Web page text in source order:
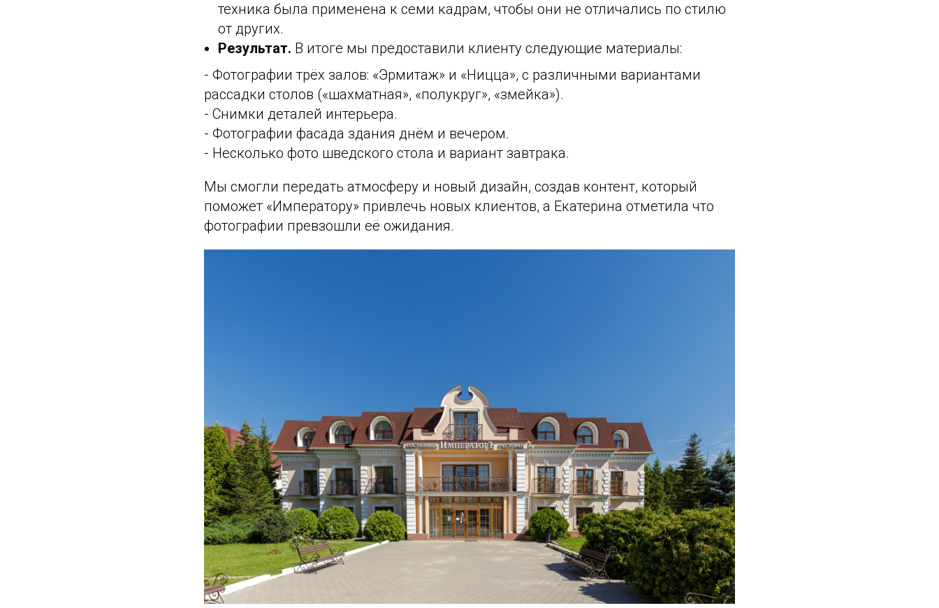
техника была применена к семи кадрам, чтобы они не отличались по стилю
от других.
Результат. В итоге мы предоставили клиенту следующие материалы:
- Фотографии трёх залов: «Эрмитаж» и «Ницца», с различными вариантами
рассадки столов («шахматная», «полукруг», «змейка»).
- Снимки деталей интерьера.
- Фотографии фасада здания днём и вечером.
- Несколько фото шведского стола и вариант завтрака.
Мы смогли передать атмосферу и новый дизайн, создав контент, который
поможет «Императору» привлечь новых клиентов, а Екатерина отметила что
фотографии превзошли её ожидания.